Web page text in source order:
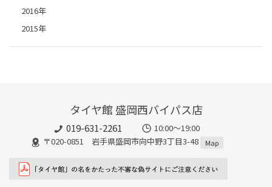
2016年
2015年
タイヤ館 盛岡西バイパス店
019-631-2261
10:00～19:00
〒020-0851 岩手県盛岡市向中野3丁目3-48
Map